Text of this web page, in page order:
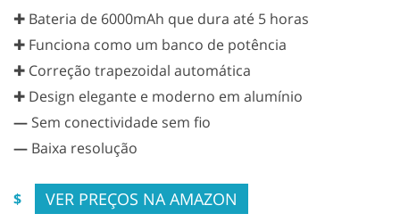
✚ Bateria de 6000mAh que dura até 5 horas
✚ Funciona como um banco de potência
✚ Correção trapezoidal automática
✚ Design elegante e moderno em alumínio
— Sem conectividade sem fio
— Baixa resolução
$ VER PREÇOS NA AMAZON